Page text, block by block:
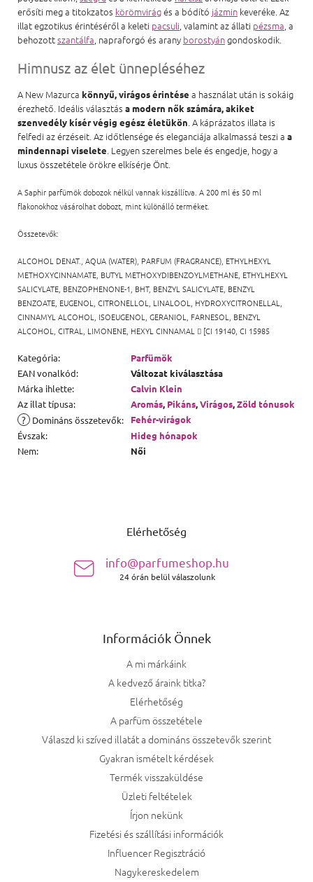
erősíti meg a titokzatos körömvirágés a bódító jázmin keveréke. Az
illat egzotikus érintéséről a keleti pacsuli, valamint az állati pézsma, a
behozottszantálfa, napraforgó és arany borostyángondoskodik.
Himnusz az élet ünnepléséhez
A New Mazurca könnyű, virágos érintése a használat után is sokáig
érezhető. Ideális választás a modern nők számára, akiket
szenvedély kísér végig egész életükön . A káprázatos illata is
felfedi az érzéseit. Az időtlensége és eleganciája alkalmassá teszi a a
mindennapi viselete . Legyen szerelmes bele és engedje, hogy a
luxus összetétele örökre elkísérje Önt.
A Saphir parfümök dobozok nélkül vannak kiszállítva. A 200 ml és 50 ml
flakonokhoz vásárolhat dobozt, mint különálló terméket.
Összetevők:
ALCOHOL DENAT., AQUA (WATER), PARFUM (FRAGRANCE), ETHYLHEXYL
METHOXYCINNAMATE, BUTYL METHOXYDIBENZOYLMETHANE, ETHYLHEXYL
SALICYLATE, BENZOPHENONE-1, BHT, BENZYL SALICYLATE, BENZYL
BENZOATE, EUGENOL, CITRONELLOL, LINALOOL, HYDROXYCITRONELLAL,
CINNAMYL ALCOHOL, ISOEUGENOL, GERANIOL, FARNESOL, BENZYL
ALCOHOL, CITRAL, LIMONENE, HEXYL CINNAMAL  [CI 19140, CI 15985
Kategória:
Parfümök
EAN vonalkód:
Változat kiválasztása
Márka ihlette:
Calvin Klein
Az illat típusa: Aromás, Pikáns,Virágos,Zöld tónusok
? Domináns összetevők:
Fehér-virágok
Évszak:
Hideg hónapok
Nem: Női
Elérhetőség
info@parfumeshop.hu
24 órán belül válaszolunk
Információk Önnek
A mi márkáink
A kedvező áraink titka?
Elérhetőség
A parfüm összetétele
Válaszd ki szíved illatát a domináns összetevők szerint
Gyakran ismételt kérdések
Termék visszaküldése
Üzleti feltételek
Írjon nekünk
Fizetési és szállítási információk
Influencer Regisztráció
Nagykereskedelem